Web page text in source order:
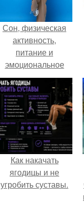
Сон, физическая
активность,
питание и
эмоциональное
состояние!
Как накачать
ягодицы и не
угробить суставы.